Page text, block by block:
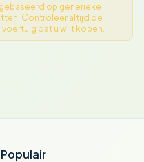
op generieke
Controleer altijd de
dat u wilt kopen.
Populair